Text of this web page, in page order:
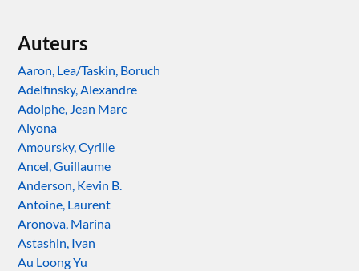
Auteurs
Aaron, Lea/Taskin, Boruch
Adelfinsky, Alexandre
Adolphe, Jean Marc
Alyona
Amoursky, Cyrille
Ancel, Guillaume
Anderson, Kevin B.
Antoine, Laurent
Aronova, Marina
Astashin, Ivan
Au Loong Yu